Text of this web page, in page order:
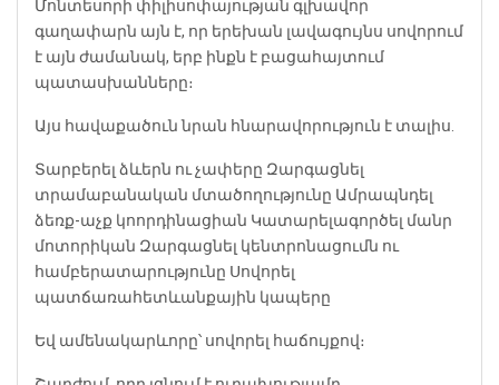
Մոնտեսորի փիլիսոփայության գլխավոր
գաղափարն այն է, որ երեխան լավագույնս սովորում
է այն ժամանակ, երբ ինքն է բացահայտում
պատասխանները։
Այս հավաքածուն նրան հնարավորություն է տալիս.
Տարբերել ձևերն ու չափերը Զարգացնել
տրամաբանական մտածողությունը Ամրապնդել
ձեռք-աչք կոորդինացիան Կատարելագործել մանր
մոտորիկան Զարգացնել կենտրոնացումն ու
համբերատարությունը Սովորել
պատճառահետևանքային կապերը
Եվ ամենակարևորը՝ սովորել հաճույքով։